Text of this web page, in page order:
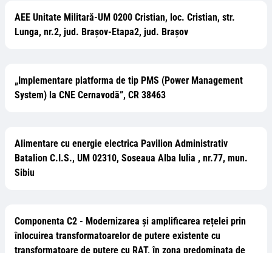
AEE Unitate Militară-UM 0200 Cristian, loc. Cristian, str.
Lunga, nr.2, jud. Brașov-Etapa2, jud. Brașov
„Implementare platforma de tip PMS (Power Management
System) la CNE Cernavodă”, CR 38463
Alimentare cu energie electrica Pavilion Administrativ
Batalion C.I.S., UM 02310, Soseaua Alba Iulia , nr.77, mun.
Sibiu
Componenta C2 - Modernizarea și amplificarea rețelei prin
înlocuirea transformatoarelor de putere existente cu
transformatoare de putere cu RAT, în zona predominata de